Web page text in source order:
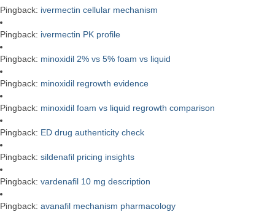
Pingback: ivermectin cellular mechanism
Pingback: ivermectin PK profile
Pingback: minoxidil 2% vs 5% foam vs liquid
Pingback: minoxidil regrowth evidence
Pingback: minoxidil foam vs liquid regrowth comparison
Pingback: ED drug authenticity check
Pingback: sildenafil pricing insights
Pingback: vardenafil 10 mg description
Pingback: avanafil mechanism pharmacology